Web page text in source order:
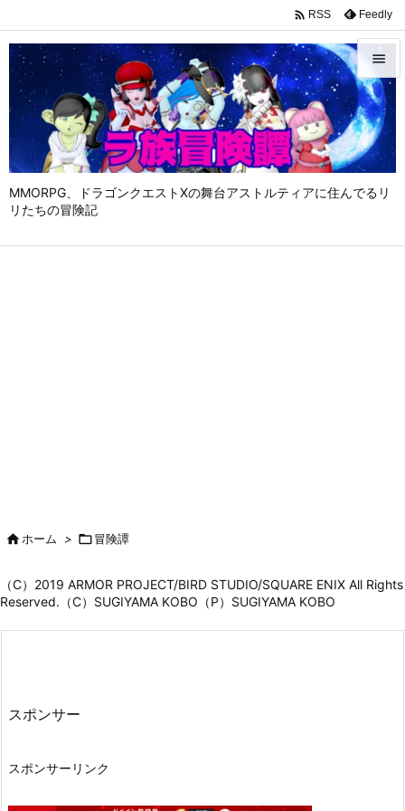
MMORPG、ドラゴンクエストⅩの舞台アストルティアに住んでるリ
リたちの冒険記


メニュ

サイド

 RSS Feedly
ホーム > 冒険譚
（C）2019 ARMOR PROJECT/BIRD STUDIO/SQUARE ENIX All Rights
Reserved.（C）SUGIYAMA KOBO（P）SUGIYAMA KOBO
スポンサー
スポンサーリンク